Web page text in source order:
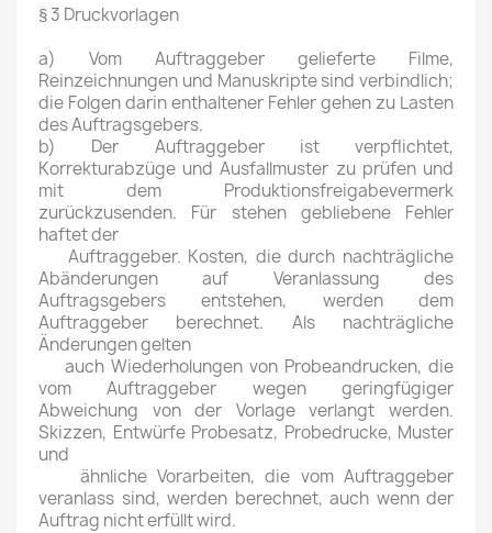
§ 3 Druckvorlagen
a) Vom Auftraggeber gelieferte Filme,
Reinzeichnungen und Manuskripte sind verbindlich;
die Folgen darin enthaltener Fehler gehen zu Lasten
des Auftragsgebers.
b) Der Auftraggeber ist verpflichtet,
Korrekturabzüge und Ausfallmuster zu prüfen und
mit dem Produktionsfreigabevermerk
zurückzusenden. Für stehen gebliebene Fehler
haftet der
Auftraggeber. Kosten, die durch nachträgliche
Abänderungen auf Veranlassung des
Auftragsgebers entstehen, werden dem
Auftraggeber berechnet. Als nachträgliche
Änderungen gelten
auch Wiederholungen von Probeandrucken, die
vom Auftraggeber wegen geringfügiger
Abweichung von der Vorlage verlangt werden.
Skizzen, Entwürfe Probesatz, Probedrucke, Muster
und
ähnliche Vorarbeiten, die vom Auftraggeber
veranlass sind, werden berechnet, auch wenn der
Auftrag nicht erfüllt wird.